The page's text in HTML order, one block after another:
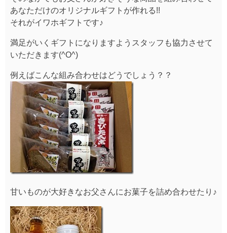
あなただけのオリジナルギフトが作れる!!
それがイワホギフトです♪
満足がいくギフトになりますようスタッフも協力させて
いただきます(^O^)
例えばこんな組み合わせはどうでしょう？？
甘いものが大好きなお父さんにお菓子を詰め合わせたり♪